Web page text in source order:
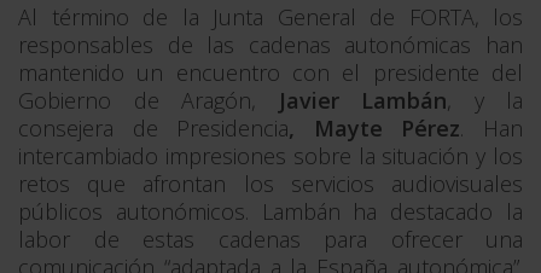
Al término de la Junta General de FORTA, los
responsables de las cadenas autonómicas han
mantenido un encuentro con el presidente del
Gobierno de Aragón,
Javier Lambán , y la
consejera de Presidencia, Mayte Pérez. Han
intercambiado impresiones sobre la situación y los
retos que afrontan los servicios audiovisuales
públicos autonómicos. Lambán ha destacado la
labor de estas cadenas para ofrecer una
comunicación “adaptada a la España autonómica”.